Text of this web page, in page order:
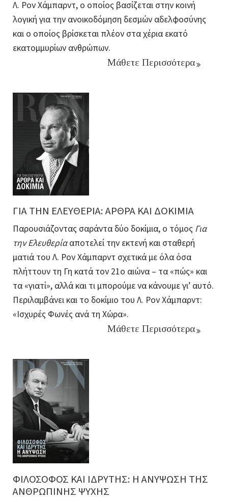
Λ. Ρον Χάμπαρντ, ο οποίος βασίζεται στην κοινή
λογική για την ανοικοδόμηση δεσμών αδελφοσύνης
και ο οποίος βρίσκεται πλέον στα χέρια εκατό
εκατομμυρίων ανθρώπων.
Μάθετε Περισσότερα
ΓΙΑ ΤΗΝ ΕΛΕΥΘΕΡΙΑ: ΑΡΘΡΑ ΚΑΙ ΔΟΚΙΜΙΑ
Παρουσιάζοντας σαράντα δύο δοκίμια, ο τόμος Για
την Ελευθερίααποτελεί την εκτενή και σταθερή
ματιά του Λ. Ρον Χάμπαρντ σχετικά με όλα όσα
πλήττουν τη Γη κατά τον 21ο αιώνα – τα «πώς» και
τα «γιατί», αλλά και τι μπορούμε να κάνουμε γι’ αυτό.
Περιλαμβάνει και το δοκίμιο του Λ. Ρον Χάμπαρντ:
«Ισχυρές Φωνές ανά τη Χώρα».
Μάθετε Περισσότερα
ΦΙΛΟΣΟΦΟΣ ΚΑΙ ΙΔΡΥΤΗΣ: Η ΑΝΥΨΩΣΗ ΤΗΣ
ΑΝΘΡΩΠΙΝΗΣ ΨΥΧΗΣ